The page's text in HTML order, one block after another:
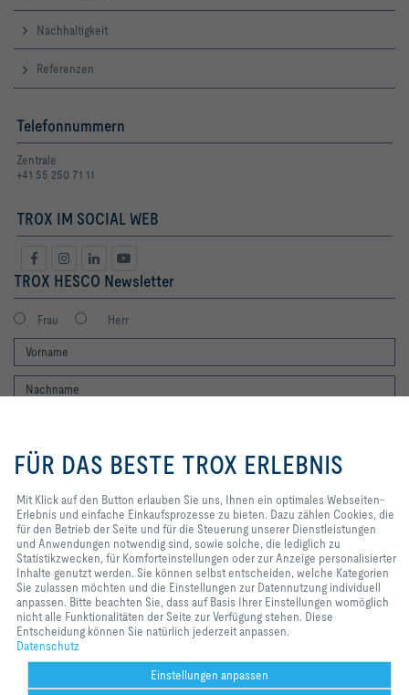
Nachhaltigkeit
Referenzen
Telefonnummern
Zentrale
+41 55 250 71 11
TROX IM SOCIAL WEB
TROX HESCO Newsletter
Frau Herr
Ich möchte den Newsletter der TROX SE erhalten. Die Hinweise zum
Datenschutz habe ich gelesen. Selbstverständlich können Sie sich
jederzeit problemlos vom Newsletter wieder abmelden. Am Ende eines
jeden Newsletters finden Sie einen entsprechenden Abmeldelink.
Jetzt abonnieren
Home Kontakt Impressum AGB AEB Datenschutz Disclaimer
2026 © TROX HESCO Schweiz AG
Sie uns, Ihnen ein optimales
Webseiten-Erlebnis und einfache
zählen Cookies, die für den Betrieb
der Seite und für die Steuerung
unserer Dienstleistungen und
Anwendungen notwendig sind,
sowie solche, die lediglich zu
Statistikzwecken, für
Komforteinstellungen oder zur
Anzeige personalisierter Inhalte
genutzt werden. Sie können selbst
entscheiden, welche Kategorien
Einstellungen zur Datennutzung
individuell anpassen. Bitte
beachten Sie, dass auf Basis Ihrer
FÜR DAS BESTE TROX ERLEBNIS
Mit Klick auf den Button erlauben Sie uns, Ihnen ein optimales Webseiten-
Erlebnis und einfache Einkaufsprozesse zu bieten. Dazu zählen Cookies, die
für den Betrieb der Seite und für die Steuerung unserer Dienstleistungen
und Anwendungen notwendig sind, sowie solche, die lediglich zu
Statistikzwecken, für Komforteinstellungen oder zur Anzeige personalisierter
Inhalte genutzt werden. Sie können selbst entscheiden, welche Kategorien
Sie zulassen möchten und die Einstellungen zur Datennutzung individuell
anpassen. Bitte beachten Sie, dass auf Basis Ihrer Einstellungen womöglich
nicht alle Funktionalitäten der Seite zur Verfügung stehen. Diese
Entscheidung können Sie natürlich jederzeit anpassen.
Datenschutz
Einstellungen anpassen